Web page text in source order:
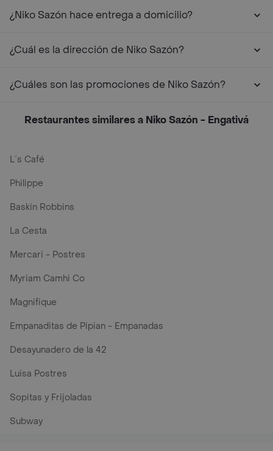
¿Niko Sazón hace entrega a domicilio?
¿Cuál es la dirección de Niko Sazón?
¿Cuáles son las promociones de Niko Sazón?
Restaurantes similares a Niko Sazón - Engativá
L´s Café
Philippe
Baskin Robbins
La Cesta
Mercari - Postres
Myriam Camhi Co
Magnifique
Empanaditas de Pipian - Empanadas
Desayunadero de la 42
Luisa Postres
Sopitas y Frijoladas
Subway